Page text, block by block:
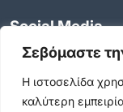
Σεβόμαστε
Η ιστοσελίδα
καλύτερη
Social Media
Αρχείο
ΑΎΓΟΥΣΤΟΣ 2026